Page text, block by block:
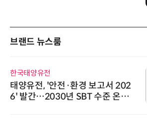
브랜드 뉴스룸
한국태양유전
태양유전, '안전·환경 보고서 202
6' 발간…2030년 SBT 수준 온실